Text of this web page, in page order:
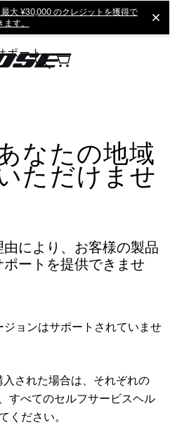
大 ¥30,000 のクレジットを獲得で
ます。
ポート
なたの地域
ただけませ
により、お客様の製品
ートを提供できませ
ジョンはサポートされていませ
された場合は、それぞれの
すべてのセルフサービスヘル
ください。